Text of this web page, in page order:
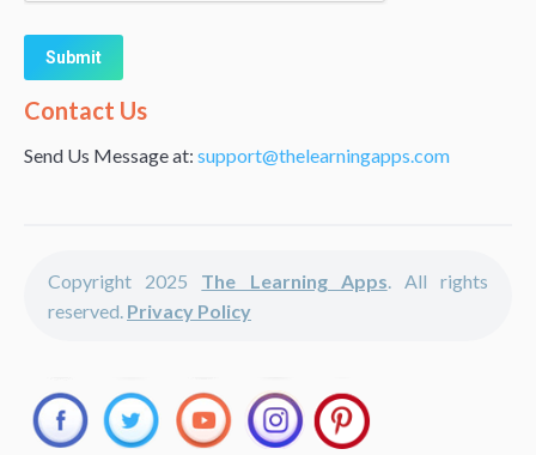
Alternative:
Contact Us
Send Us Message at: support@thelearningapps.com
Copyright 2025 The Learning Apps. All rights
reserved. Privacy Policy